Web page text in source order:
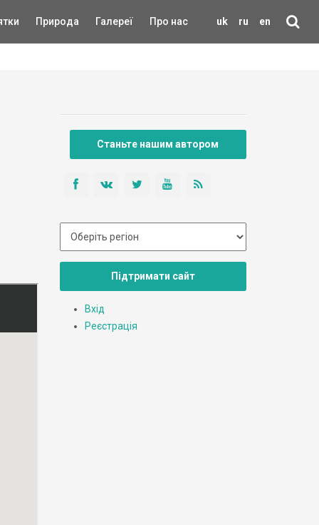
uk ru en
Природа Галереї Про нас
Станьте нашим автором
Підтримати сайт
Вхід
Реєстрація